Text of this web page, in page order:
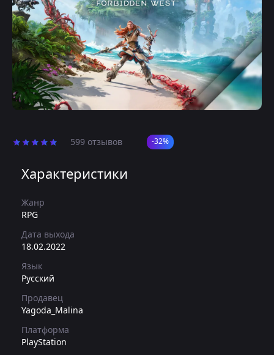
599 отзывов -32%
Характеристики
Жанр
RPG
Дата выхода
18.02.2022
Язык
Русский
Продавец
Yagoda_Malina
Платформа
PlayStation